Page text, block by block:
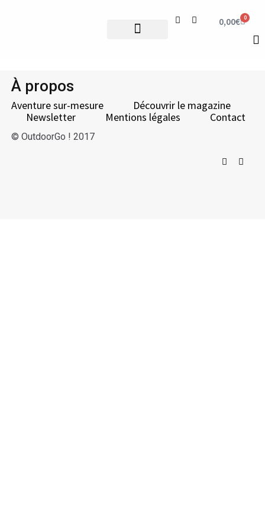
0,00€ 0
À propos
Aventure sur-mesure
Découvrir le magazine
Newsletter
Mentions légales Contact
© OutdoorGo ! 2017